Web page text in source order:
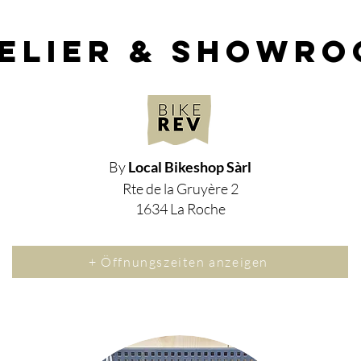
&
ByLocal Bikeshop Sàrl
Rte de la Gruyère 2
1634 La Roche
+ Öffnungszeiten anzeigen